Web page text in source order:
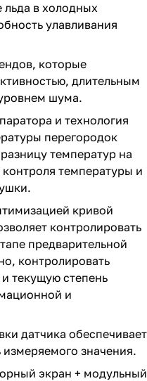
льда в холодных
улавливания
которые
длительным
шума.
и технология
перегородок
температур на
температуры и
кривой
контролировать
предварительной
контролировать
текущую степень
и
датчика обеспечивает
значения.
экран + модульный